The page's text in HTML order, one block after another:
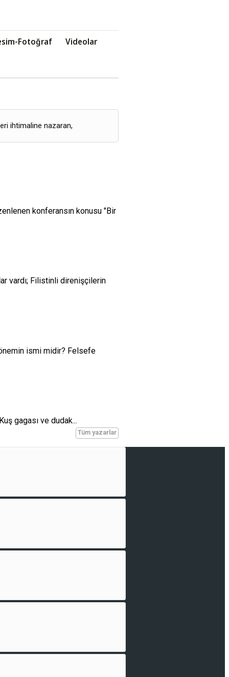
Fotoğraf Videolar
ihtimaline nazaran,
konferansın konusu "Bir
vardı; Filistinli direnişçilerin
ismi midir? Felsefe
gagası ve dudak...
Tüm yazarlar